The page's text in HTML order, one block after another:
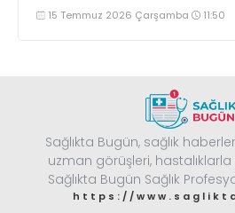
15 Temmuz 2026 Çarşamba 11:50
Sağlıkta Bugün, sağlık
uzman görüşleri,
Sağlıkta Bugün Sağlık
https://